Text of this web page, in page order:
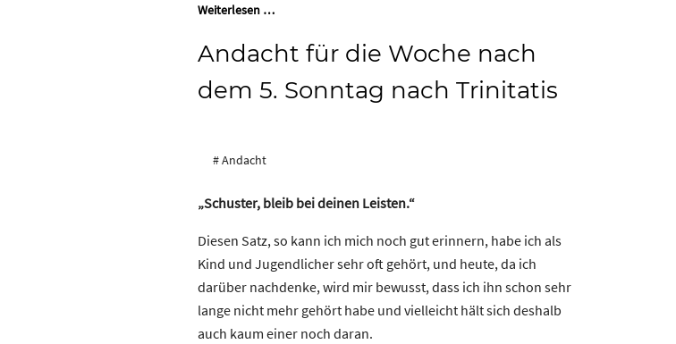
Weiterlesen …
Andacht für die Woche nach
dem 5. Sonntag nach Trinitatis
# Andacht
„Schuster, bleib bei deinen Leisten.“
Diesen Satz, so kann ich mich noch gut erinnern, habe ich als
Kind und Jugendlicher sehr oft gehört, und heute, da ich
darüber nachdenke, wird mir bewusst, dass ich ihn schon sehr
lange nicht mehr gehört habe und vielleicht hält sich deshalb
auch kaum einer noch daran.